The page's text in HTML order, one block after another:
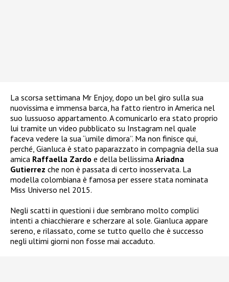
La scorsa settimana Mr Enjoy, dopo un bel giro sulla sua
nuovissima e immensa barca, ha fatto rientro in America nel
suo lussuoso appartamento. A comunicarlo era stato proprio
lui tramite un video pubblicato su Instagram nel quale
faceva vedere la sua “umile dimora”. Ma non finisce qui,
perché, Gianluca è stato paparazzato in compagnia della sua
amica Raffaella Zardo e della bellissima Ariadna
Gutierrez che non è passata di certo inosservata. La
modella colombiana è famosa per essere stata nominata
Miss Universo nel 2015.
Negli scatti in questioni i due sembrano molto complici
intenti a chiacchierare e scherzare al sole. Gianluca appare
sereno, e rilassato, come se tutto quello che è successo
negli ultimi giorni non fosse mai accaduto.